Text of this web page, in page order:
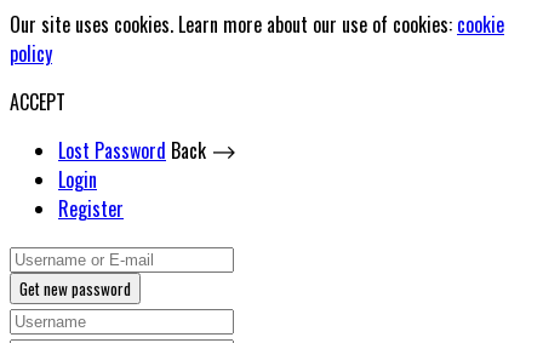
Our site uses cookies. Learn more about our use of cookies: cookie
policy
ACCEPT
Lost Password Back ⟶
Login
Register
Get new password